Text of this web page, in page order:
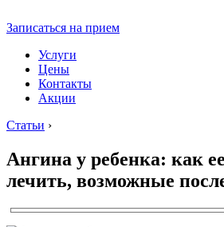
Записаться на прием
Услуги
Цены
Контакты
Акции
Статьи ›
Ангина у ребенка: как
лечить, возможные